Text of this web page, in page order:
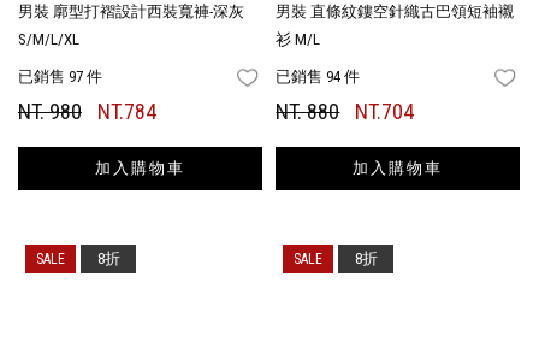
男裝 廓型打褶設計西裝寬褲-深灰
S/M/L/XL
已銷售 97 件 FAVORITES
NT. 980 NT.784
加入購物車
男裝 直條紋鏤空針織古巴領短袖襯
衫 M/L
已銷售 94 件
NT. 880 NT.704
加入購物車
8折 8折